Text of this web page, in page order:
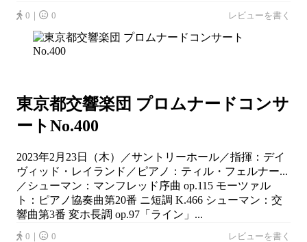
0｜ 0 レビューを書く
東京都交響楽団 プロムナードコンサ
ートNo.400
2023年2月23日（木）／サントリーホール／指揮：デイ
ヴィッド・レイランド／ピアノ：ティル・フェルナー...
／シューマン：マンフレッド序曲 op.115 モーツァル
ト：ピアノ協奏曲第20番 ニ短調 K.466 シューマン：交
響曲第3番 変ホ長調 op.97「ライン」...
0｜ 0 レビューを書く